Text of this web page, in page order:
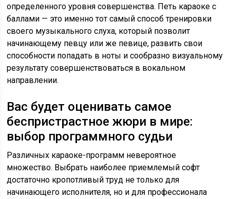
определенного уровня совершенства. Петь караоке с
баллами — это именно тот самый способ тренировки
своего музыкального слуха, который позволит
начинающему певцу или же певице, развить свои
способности попадать в ноты и сообразно визуальному
результату совершенствоваться в вокальном
направлении.
Вас будет оценивать самое
беспристрастное жюри в мире:
выбор программного судьи
Различных караоке-программ невероятное
множество. Выбрать наиболее приемлемый софт
достаточно кропотливый труд не только для
начинающего исполнителя, но и для профессионала